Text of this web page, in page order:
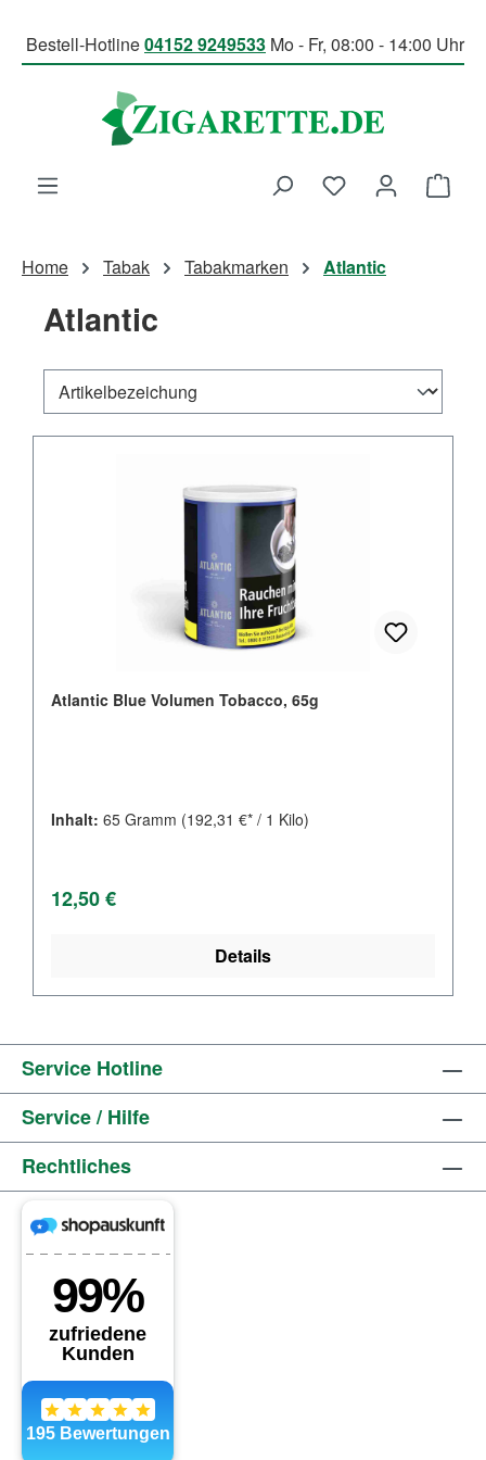
Bestell-Hotline04152 9249533 Mo - Fr, 08:00 - 14:00 Uhr
Du hast 0
Home Tabak Tabakmarken Atlantic
Atlantic
Atlantic Blue Volumen Tobacco, 65g
Inhalt: 65 Gramm (192,31 €* / 1 Kilo)
Regulärer Preis:
12,50 €
Details
Service Hotline
Service / Hilfe
Rechtliches